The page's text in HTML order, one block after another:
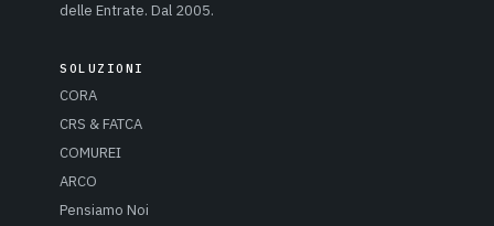
delle Entrate. Dal 2005.
SOLUZIONI
CORA
CRS & FATCA
COMUREI
ARCO
Pensiamo Noi